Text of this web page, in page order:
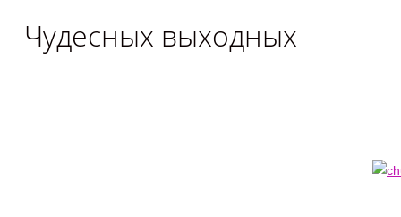
Чудесных выходных